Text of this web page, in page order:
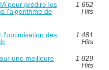
pour prédire les
l'algorithme de
1 652
Hits
l'optimisation des
1 481
Hits
une meilleure
1 829
Hits